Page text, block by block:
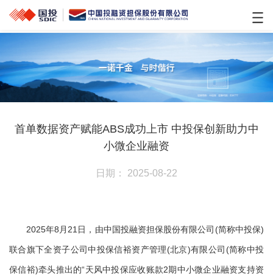
首单数据资产赋能ABS成功上市 中投保创新助力中
小微企业融资
日期： 2025-08-22
2025年8月21日，由中国投融资担保股份有限公司(简称中投保)
联合旗下全资子公司中投保信裕资产管理(北京)有限公司(简称中投
保信裕)牵头推出的“天风中投保应收账款2期中小微企业融资支持资